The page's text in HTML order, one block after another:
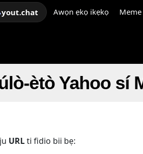
yout.chat Awọn ẹkọ ikẹkọ Meme
ètò Yahoo sí
URLti fidio bii bẹ: